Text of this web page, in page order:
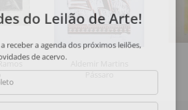
Pássaro
do Leilão de Arte!
receber a agenda dos próximos leilões,
de acervo.